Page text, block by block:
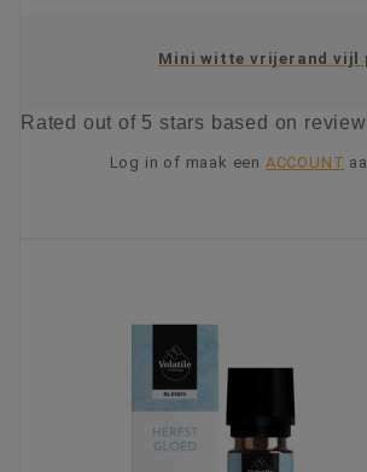
Mini witte vrijerand vijl
Rated out of 5 stars based on
Log in of maak een ACCOUNT